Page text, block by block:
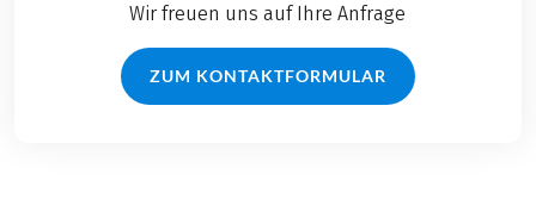
Wir freuen uns auf Ihre Anfrage
ZUM KONTAKTFORMULAR